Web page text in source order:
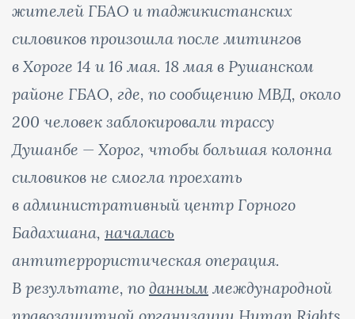
жителей ГБАО и таджикистанских
силовиков произошла после митингов
в Хороге 14 и 16 мая. 18 мая в Рушанском
районе ГБАО, где, по сообщению МВД, около
200 человек заблокировали трассу
Душанбе — Хорог, чтобы большая колонна
силовиков не смогла проехать
в административный центр Горного
Бадахшана, началась
антитеррористическая операция.
В результате, по данным международной